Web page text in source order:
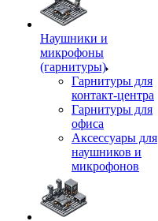
Наушники и
микрофоны
(гарнитуры)
Гарнитуры для
контакт-центра
Гарнитуры для
офиса
Аксессуары для
наушников и
микрофонов